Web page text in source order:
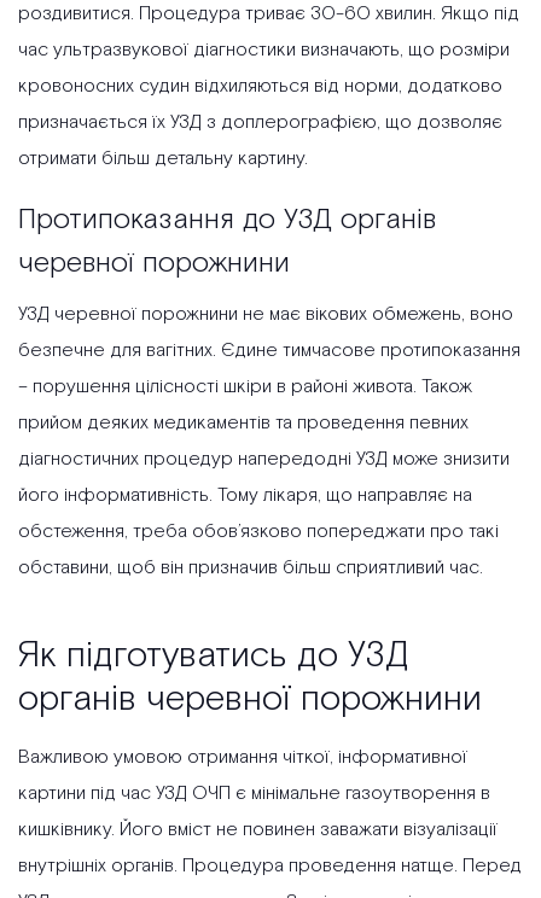
роздивитися. Процедура триває 30-60 хвилин. Якщо під
час ультразвукової діагностики визначають, що розміри
кровоносних судин відхиляються від норми, додатково
призначається їх УЗД з доплерографією, що дозволяє
отримати більш детальну картину.
Протипоказання до УЗД органів
черевної порожнини
УЗД черевної порожнини не має вікових обмежень, воно
безпечне для вагітних. Єдине тимчасове протипоказання
– порушення цілісності шкіри в районі живота. Також
прийом деяких медикаментів та проведення певних
діагностичних процедур напередодні УЗД може знизити
його інформативність. Тому лікаря, що направляє на
обстеження, треба обов’язково попереджати про такі
обставини, щоб він призначив більш сприятливий час.
Як підготуватись до УЗД
органів черевної порожнини
Важливою умовою отримання чіткої, інформативної
картини під час УЗД ОЧП є мінімальне газоутворення в
кишківнику. Його вміст не повинен заважати візуалізації
внутрішніх органів. Процедура проведення натще. Перед